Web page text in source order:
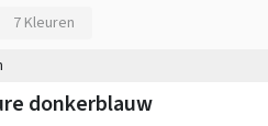
7 Kleuren
donkerblauw